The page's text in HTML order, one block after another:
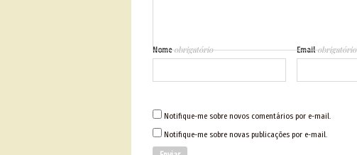
Nomeobrigatório Emailobrigatório
Notifique-me sobre novos comentários por e-mail.
Notifique-me sobre novas publicações por e-mail.